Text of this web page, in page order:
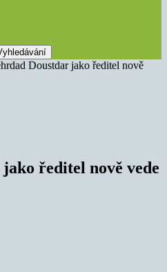
Doustdar jako ředitel nově
ředitel nově vede